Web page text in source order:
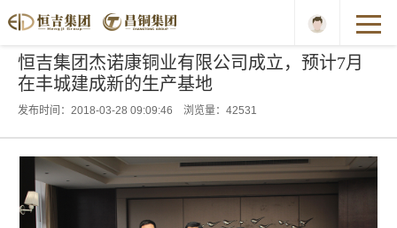
恒吉集团杰诺康铜业有限公司成立，预计7月
在丰城建成新的生产基地
发布时间：2018-03-28 09:09:46 浏览量：42531